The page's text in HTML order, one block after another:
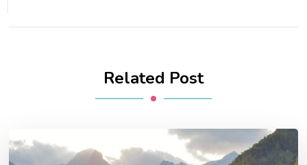
Related Post